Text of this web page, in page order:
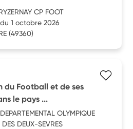
CP FOOT
1 octobre 2026
(49360)
du Football et de ses
le pays ...
OLYMPIQUE
DEUX-SEVRES